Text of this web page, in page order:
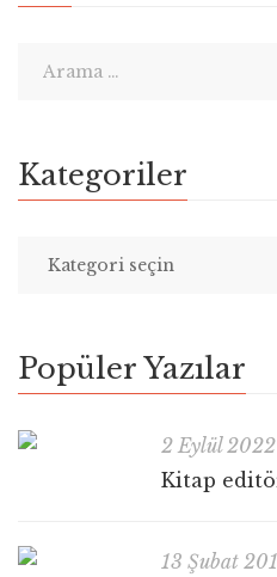
Kategoriler
Popüler Yazılar
2 Eylül 2022
Kitap
13 Şubat